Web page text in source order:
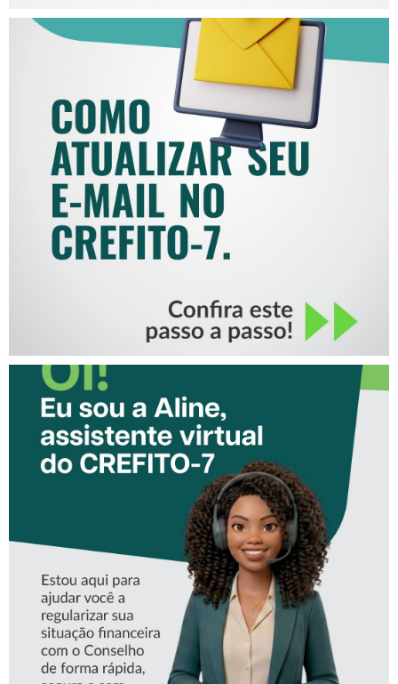
COMO ATUALIZAR SEU E-
MAIL NO CREFITO-7
CONHEÇA A ‘ALINE’,
ASSISTENTE VIRTUAL DO
CREFITO-7